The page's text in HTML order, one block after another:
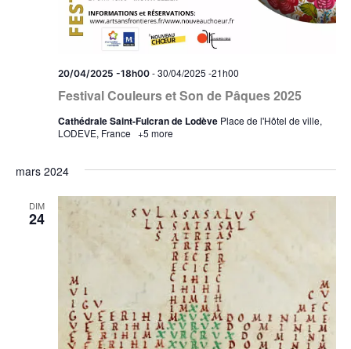
Festival Couleurs et Son de Pâques 2025
20/04/2025 -18h00-30/04/2025 -21h00
Cathédrale Saint-Fulcran de Lodève Place de l'Hôtel de ville,
LODEVE, France +5 more
mars 2024
DIM
24